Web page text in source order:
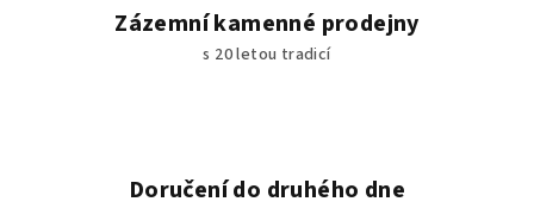
Zázemní kamenné prodejny
s 20 letou tradicí
Doručení do druhého dne